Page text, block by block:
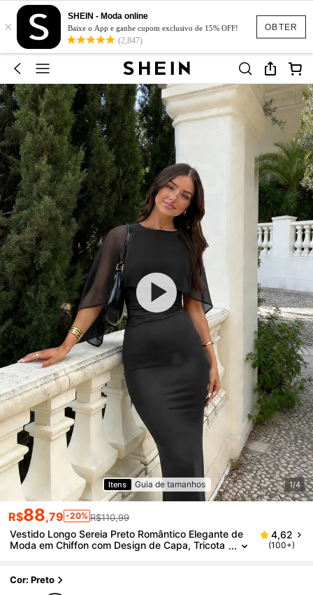
OBTER
×
SHEIN - Moda online
Baixe o App e ganhe cupom exclusivo de 15% OFF!
(2,847)
Itens Guia de tamanhos 1/4
R$88,79 -20% R$110,99
Vestido Longo Sereia Preto Romântico Elegante de
Moda em Chiffon com Design de Capa, Tricota
era/Verão, Baile de Formatura
4,62
(100+)
Cor: Preto